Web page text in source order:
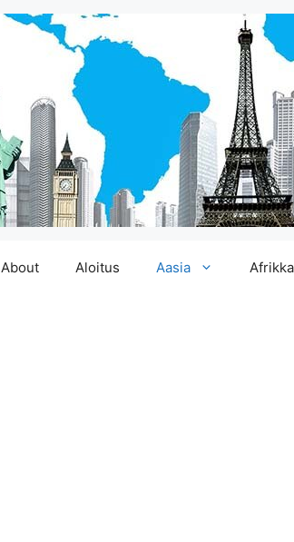
About Aloitus Aasia Afrikka